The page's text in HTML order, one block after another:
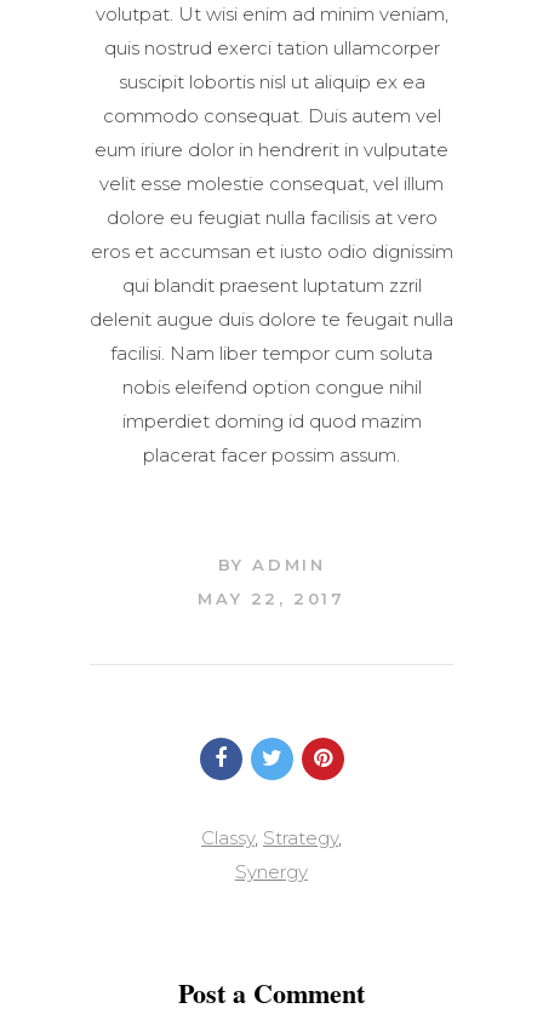
volutpat. Ut wisi enim ad minim veniam,
quis nostrud exerci tation ullamcorper
suscipit lobortis nisl ut aliquip ex ea
commodo consequat. Duis autem vel
eum iriure dolor in hendrerit in vulputate
velit esse molestie consequat, vel illum
dolore eu feugiat nulla facilisis at vero
eros et accumsan et iusto odio dignissim
qui blandit praesent luptatum zzril
delenit augue duis dolore te feugait nulla
facilisi. Nam liber tempor cum soluta
nobis eleifend option congue nihil
imperdiet doming id quod mazim
placerat facer possim assum.
BYADMIN
MAY 22, 2017
Classy, Strategy,
Synergy
Post a Comment